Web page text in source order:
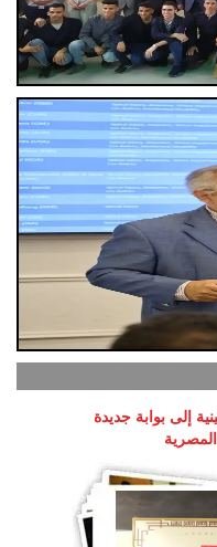
إلى بوابة جديدة